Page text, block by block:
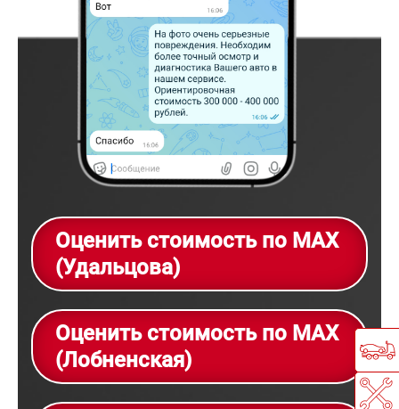
Оценить стоимость по MAX
(Удальцова)
Оценить стоимость по MAX
(Лобненская)